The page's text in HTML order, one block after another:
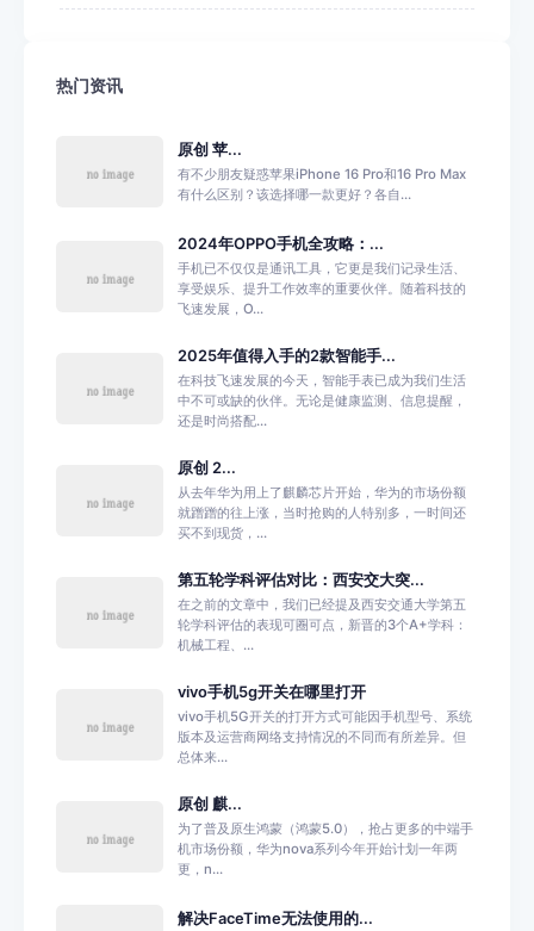
热门资讯
原创 苹...
有不少朋友疑惑苹果iPhone 16 Pro和16 Pro Max
有什么区别？该选择哪一款更好？各自...
2024年OPPO手机全攻略：...
手机已不仅仅是通讯工具，它更是我们记录生活、
享受娱乐、提升工作效率的重要伙伴。随着科技的
飞速发展，O...
2025年值得入手的2款智能手...
在科技飞速发展的今天，智能手表已成为我们生活
中不可或缺的伙伴。无论是健康监测、信息提醒，
还是时尚搭配...
原创 2...
从去年华为用上了麒麟芯片开始，华为的市场份额
就蹭蹭的往上涨，当时抢购的人特别多，一时间还
买不到现货，...
第五轮学科评估对比：西安交大突...
在之前的文章中，我们已经提及西安交通大学第五
轮学科评估的表现可圈可点，新晋的3个A+学科：
机械工程、...
vivo手机5g开关在哪里打开
vivo手机5G开关的打开方式可能因手机型号、系统
版本及运营商网络支持情况的不同而有所差异。但
总体来...
原创 麒...
为了普及原生鸿蒙（鸿蒙5.0），抢占更多的中端手
机市场份额，华为nova系列今年开始计划一年两
更，n...
解决FaceTime无法使用的...